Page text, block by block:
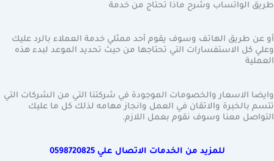
طريق الواتساب وشرح ماذا تحتاج من خدمة
أو عن طريق الهاتف وسوف يقوم أحد ممثلي خدمة العملاء بالرد عليك
وعلي كل الاستفسارات التي تحتاجها من حيث تحديد الموعد لبدء هذه
العملية
وايضا الاسعار والخصومات الموجودة في شركتنا التي من الشركات التي
تتسم بالخبرة والاتقان في العمل وانجاز مهامه لذلك كل ما عليك
التواصل معنا وسوف نقوم بعمل اللازم.
للمزيد من الخدمات الاتصال علي0598720825